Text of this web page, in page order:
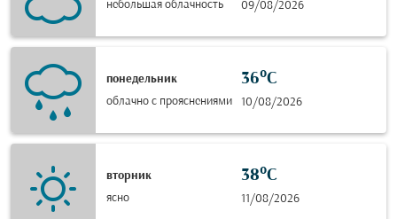
небольшая облачность
09/08/2026
понедельник
облачно с прояснениями
36°C
10/08/2026
вторник
ясно
38°C
11/08/2026